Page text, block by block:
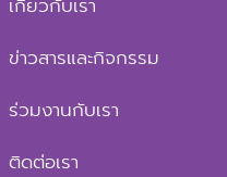
ข่าวสารและกิจกรรม
ร่วมงานกับเรา
ติดต่อเรา